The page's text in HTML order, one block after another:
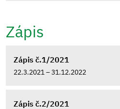
Zápis
Zápis č.1/2021
22.3.2021 – 31.12.2022
Zápis č.2/2021